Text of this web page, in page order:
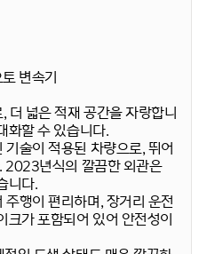
변속기
더 넓은 적재 공간을 자랑합니
화할 수 있습니다.
기술이 적용된 차량으로, 뛰어
2023년식의 깔끔한 외관은
니다.
주행이 편리하며, 장거리 운전
크가 포함되어 있어 안전성이